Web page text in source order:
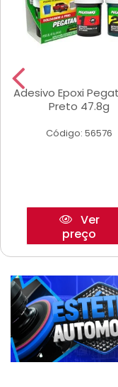
Adesivo Epoxi
Preto 47.8g
Código: 56576
Ver
preço